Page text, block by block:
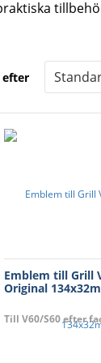
efter
Emblem till Grill
Original
Till V60/S60 efter